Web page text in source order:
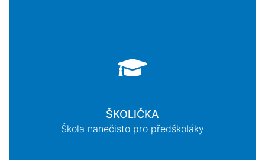
ŠKOLIČKA
Škola nanečisto pro předškoláky